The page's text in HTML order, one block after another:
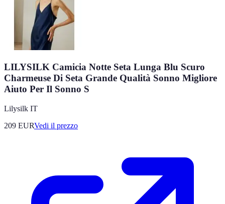
LILYSILK Camicia Notte Seta Lunga Blu Scuro
Charmeuse Di Seta Grande Qualità Sonno Migliore
Aiuto Per Il Sonno S
Lilysilk IT
209 EURVedi il prezzo